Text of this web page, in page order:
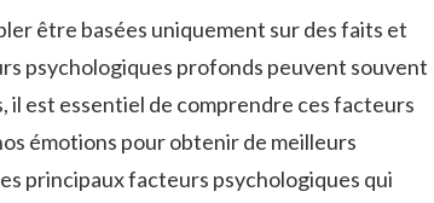
être basées⁢ uniquement sur des faits et
psychologiques⁤ profonds peuvent souvent
il est‍ essentiel⁣ de ‍comprendre​ ces facteurs
émotions ⁣pour obtenir⁢ de meilleurs⁤
principaux ⁢facteurs⁣ psychologiques qui